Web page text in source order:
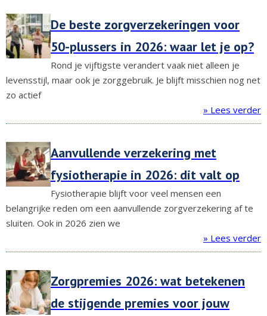
De beste zorgverzekeringen voor
50-plussers in 2026: waar let je op?
Rond je vijftigste verandert vaak niet alleen je
levensstijl, maar ook je zorggebruik. Je blijft misschien nog net
zo actief
» Lees verder
Aanvullende verzekering met
fysiotherapie in 2026: dit valt op
Fysiotherapie blijft voor veel mensen een
belangrijke reden om een aanvullende zorgverzekering af te
sluiten. Ook in 2026 zien we
» Lees verder
Zorgpremies 2026: wat betekenen
de stijgende premies voor jouw